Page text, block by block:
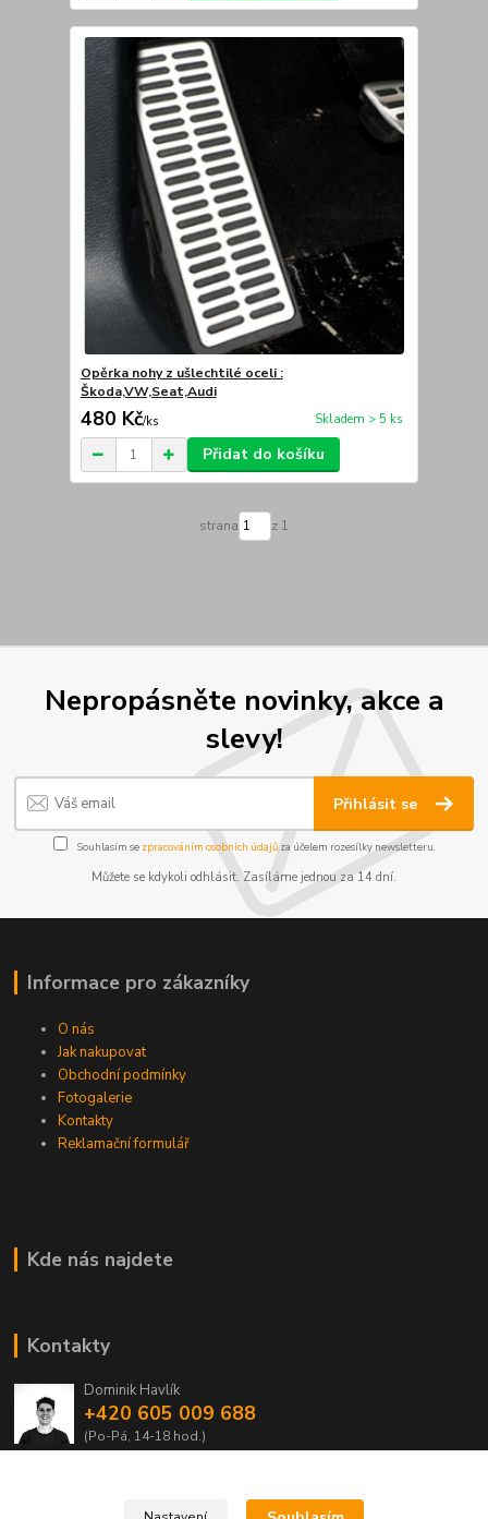
Opěrka nohy z ušlechtilé oceli :
Škoda,VW,Seat,Audi
480 Kč/ks Skladem > 5 ks
Přidat do košíku
strana z 1
Nepropásněte novinky, akce a
slevy!
Přihlásit se
Souhlasím se zpracováním osobních údajůza účelem rozesílky newsletteru.
Můžete se kdykoli odhlásit. Zasíláme jednou za 14 dní.
Informace pro zákazníky
O nás
Jak nakupovat
Obchodní podmínky
Fotogalerie
Kontakty
Reklamační formulář
Kde nás najdete
Kontakty
Dominik Havlík
+420 605 009 688
(Po-Pá, 14-18 hod.)